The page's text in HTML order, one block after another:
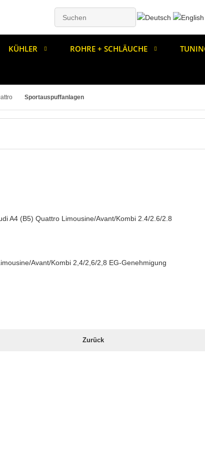
KÜHLER ROHRE + SCHLÄUCHE
Sportauspuffanlagen
A4 (B5) Quattro Limousine/Avant/Kombi 2.4/2.6/2.8
Avant/Kombi 2,4/2,6/2,8 EG-Genehmigung
Zurück